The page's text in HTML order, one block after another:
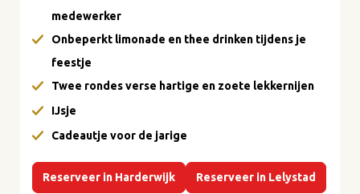
medewerker
Onbeperkt limonade en thee drinken tijdens je
feestje
Twee rondes verse hartige en zoete lekkernijen
IJsje
Cadeautje voor de jarige
Reserveer in Harderwijk Reserveer in Lelystad